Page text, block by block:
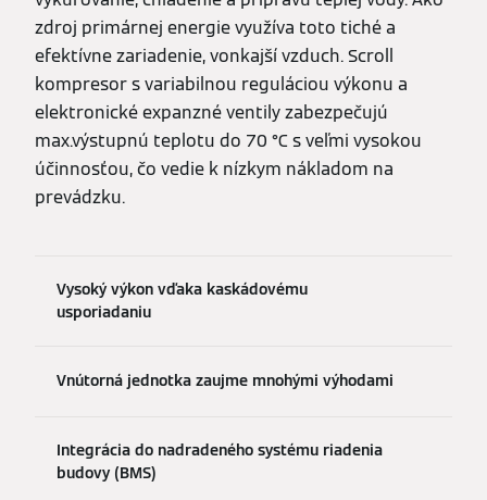
zdroj primárnej energie využíva toto tiché a
efektívne zariadenie, vonkajší vzduch. Scroll
kompresor s variabilnou reguláciou výkonu a
elektronické expanzné ventily zabezpečujú
max.výstupnú teplotu do 70 °C s veľmi vysokou
účinnosťou, čo vedie k nízkym nákladom na
prevádzku.
Vysoký výkon vďaka kaskádovému
usporiadaniu
Vnútorná jednotka zaujme mnohými výhodami
Integrácia do nadradeného systému riadenia
budovy (BMS)